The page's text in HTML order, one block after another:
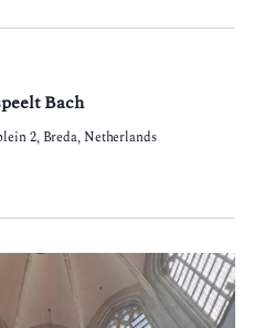
Bach
2, Breda, Netherlands